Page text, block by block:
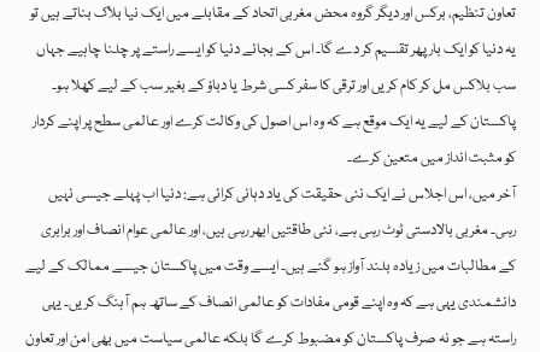
تعاون تنظیم، برکس اور دیگر گروہ محض مغربی اتحاد کے مقابلے میں ایک نیا بلاک بناتے ہیں تو
یہ دنیا کو ایک بار پھر تقسیم کر دے گا۔ اس کے بجائے دنیا کو ایسے راستے پر چلنا چاہیے جہاں
سب بلاکس مل کر کام کریں اور ترقی کا سفر کسی شرط یا دباؤ کے بغیر سب کے لیے کھلا ہو۔
پاکستان کے لیے یہ ایک موقع ہے کہ وہ اس اصول کی وکالت کرے اور عالمی سطح پر اپنے کردار
کو مثبت انداز میں متعین کرے۔
آخر میں، اس اجلاس نے ایک نئی حقیقت کی یاد دہانی کرائی ہے: دنیا اب پہلے جیسی نہیں
رہی۔ مغربی بالادستی ٹوٹ رہی ہے، نئی طاقتیں ابھر رہی ہیں، اور عالمی عوام انصاف اور برابری
کے مطالبات میں زیادہ بلند آواز ہو گئے ہیں۔ ایسے وقت میں پاکستان جیسے ممالک کے لیے
دانشمندی یہی ہے کہ وہ اپنے قومی مفادات کو عالمی انصاف کے ساتھ ہم آہنگ کریں۔ یہی
راستہ ہے جو نہ صرف پاکستان کو مضبوط کرے گا بلکہ عالمی سیاست میں بھی امن اور تعاون